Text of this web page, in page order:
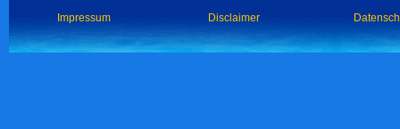
Impressum Disclaimer